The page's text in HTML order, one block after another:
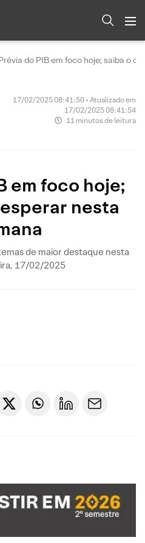
do PIB em foco hoje; saiba o
17/02/2025 08:41:50 • Atualizado em
17/02/2025 08:41:54
11 minutos de leitura
em foco hoje;
nesta
de maior destaque nesta
17/02/2025